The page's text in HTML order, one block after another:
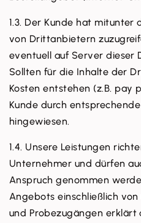
1.3. Der Kunde hat mitunter
von Drittanbietern
eventuell auf Server dieser
Sollten für die Inhalte der
Kosten entstehen (z.B. pay
Kunde durch
hingewiesen.
1.4. Unsere Leistungen
Unternehmer und dürfen
Anspruch genommen
Angebots einschließlich
und Probezugängen erklärt